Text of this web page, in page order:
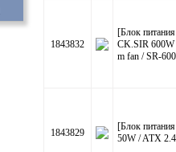
1843832
[Блок
CK.SIR
m fan / SR-
1843829
[Блок
50W / ATX